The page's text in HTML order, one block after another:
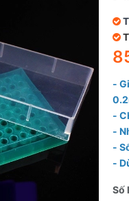
-
-
-
-
-
Số